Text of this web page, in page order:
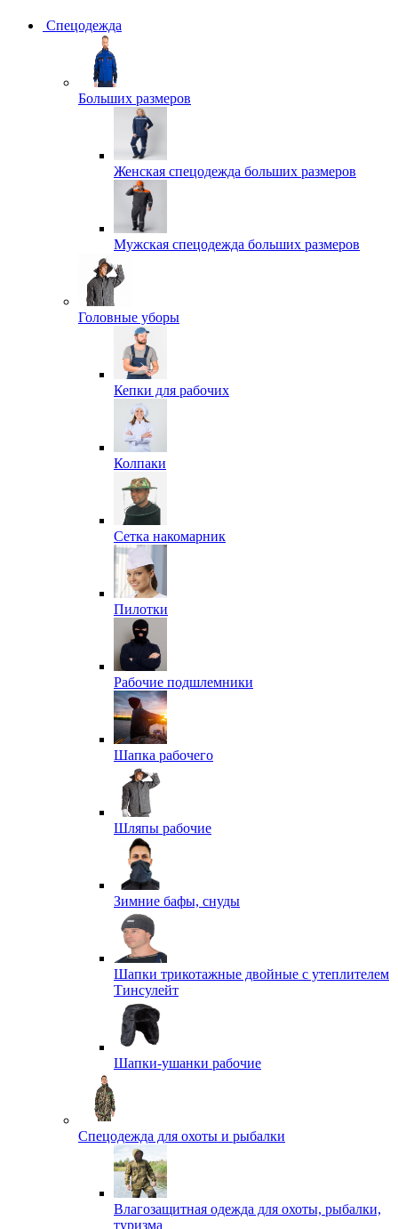
Спецодежда
Больших размеров
Женская спецодежда больших размеров
Мужская спецодежда больших размеров
Головные уборы
Кепки для рабочих
Колпаки
Сетка накомарник
Пилотки
Рабочие подшлемники
Шапка рабочего
Шляпы рабочие
Зимние бафы, снуды
Шапки трикотажные двойные с утеплителем
Тинсулейт
Шапки-ушанки рабочие
Спецодежда для охоты и рыбалки
Влагозащитная одежда для охоты, рыбалки,
туризма